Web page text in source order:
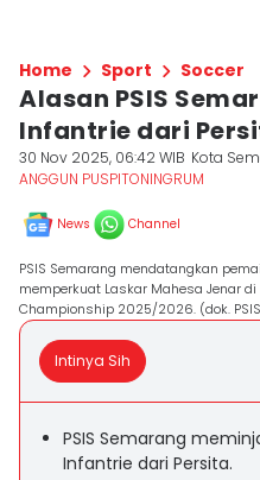
Home Sport Soccer
Alasan PSIS
Infantrie dari
30 Nov 2025, 06:42 WIB Kota
ANGGUN PUSPITONINGRUM
News Channel
PSIS Semarang mendatangkan
memperkuat Laskar Mahesa Jenar
Championship 2025/2026. (dok.
Intinya Sih
PSIS Semarang
Infantrie dari Persita.